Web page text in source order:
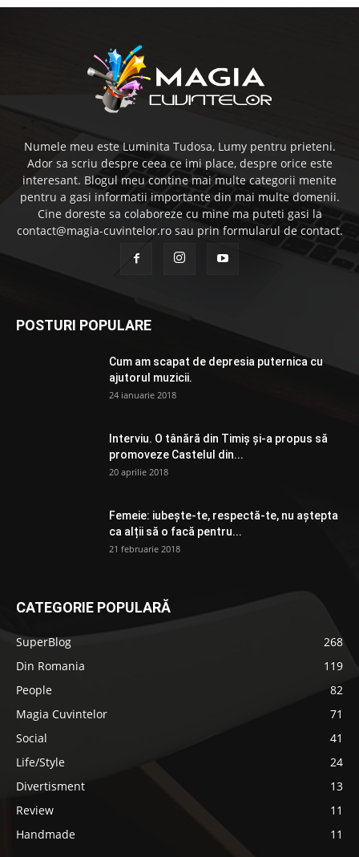
Numele meu este Luminita Tudosa, Lumy pentru prieteni.
Ador sa scriu despre ceea ce imi place, despre orice este
interesant. Blogul meu contine mai multe categorii menite
pentru a gasi informatii importante din mai multe domenii.
Cine doreste sa colaboreze cu mine ma puteti gasi la
contact@magia-cuvintelor.ro sau prin formularul de contact.
POSTURI POPULARE
Cum am scapat de depresia puternica cu
ajutorul muzicii.
24 ianuarie 2018
Interviu. O tânără din Timiș și-a propus să
promoveze Castelul din...
20 aprilie 2018
Femeie: iubește-te, respectă-te, nu aștepta
ca alții să o facă pentru...
21 februarie 2018
CATEGORIE POPULARĂ
SuperBlog
268
Din Romania
119
People
82
Magia Cuvintelor
71
Social
41
Life/Style
24
Divertisment
13
Review
11
Handmade
11